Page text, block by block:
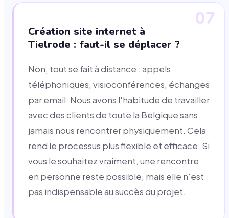
07
Création site internet à
Tielrode : faut-il se déplacer ?
Non, tout se fait à distance : appels
téléphoniques, visioconférences, échanges
par email. Nous avons l'habitude de travailler
avec des clients de toute la Belgique sans
jamais nous rencontrer physiquement. Cela
rend le processus plus flexible et efficace. Si
vous le souhaitez vraiment, une rencontre
en personne reste possible, mais elle n'est
pas indispensable au succès du projet.